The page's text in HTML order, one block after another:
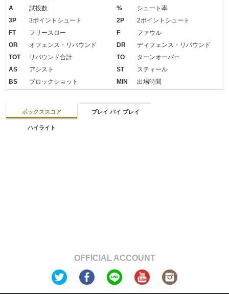
A
試投数 %
シュート率
3P
3ポイントシュート 2P
2ポイントシュート
FT
フリースロー F
ファウル
OR
オフェンス・リバウンド DR
ディフェンス・リバウンド
TOT
リバウンド合計 TO
ターンオーバー
AS
アシスト ST
スティール
BS
ブロックショット MIN 出場時間
ボックススコア プレイ バイ プレイ
ハイライト
OFFICIAL ACCOUNT